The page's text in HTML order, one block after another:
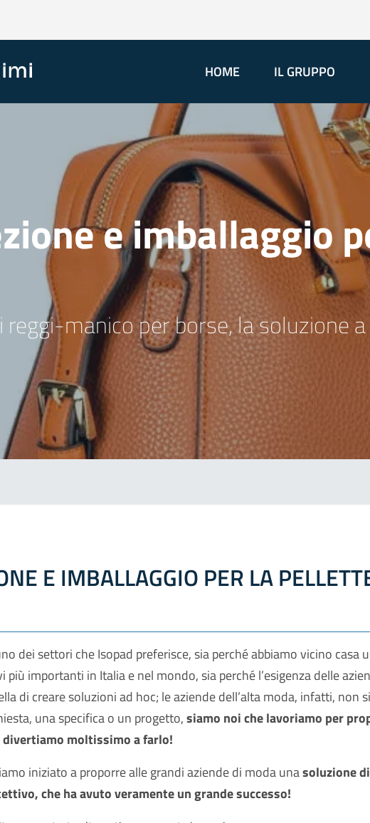
HOME IL GRUPPO
e imballaggio
reggi-manico per borse, la soluzione
E IMBALLAGGIO PER LA
dei settori che Isopad preferisce, sia perché abbiamo vicino casa
importanti in Italia e nel mondo, sia perché l’esigenza delle
di creare soluzioni ad hoc; le aziende dell’alta moda, infatti, non
una specifica o un progetto,siamo noi che lavoriamo per
moltissimo a farlo!
iniziato a proporre alle grandi aziende di moda unasoluzione di
che ha avuto veramente un grande successo!